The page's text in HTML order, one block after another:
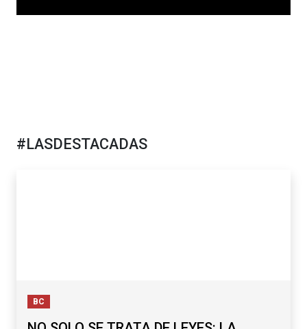
#LASDESTACADAS
BC